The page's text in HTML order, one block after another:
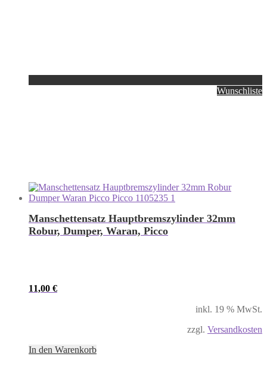
Wunschliste
Manschettensatz Hauptbremszylinder 32mm
Robur, Dumper, Waran, Picco
11,00 €
inkl. 19 % MwSt.
zzgl. Versandkosten
In den Warenkorb